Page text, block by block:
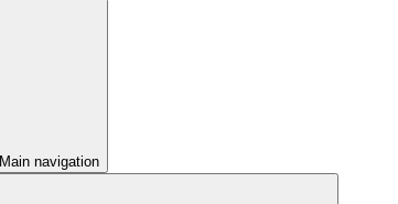
Main navigation